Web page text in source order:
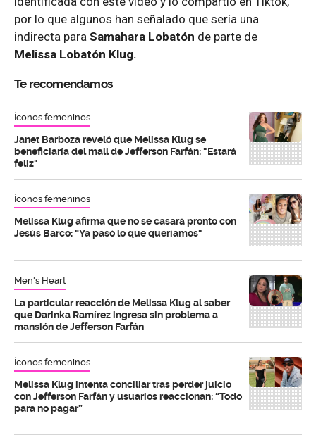
por lo que algunos han señalado que sería una
indirecta para Samahara Lobatón de parte de
Melissa Lobatón Klug.
Te recomendamos
Íconos femeninos
Janet Barboza reveló que Melissa Klug se
beneficiaría del mall de Jefferson Farfán: "Estará
feliz"
Íconos femeninos
Melissa Klug afirma que no se casará pronto con
Jesús Barco: “Ya pasó lo que queríamos"
Men's Heart
La particular reacción de Melissa Klug al saber
que Darinka Ramírez ingresa sin problema a
mansión de Jefferson Farfán
Íconos femeninos
Melissa Klug intenta conciliar tras perder juicio
con Jefferson Farfán y usuarios reaccionan: “Todo
para no pagar”